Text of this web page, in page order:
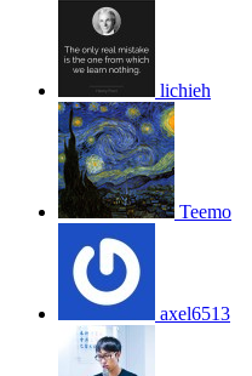
lichieh
Teemo
axel6513